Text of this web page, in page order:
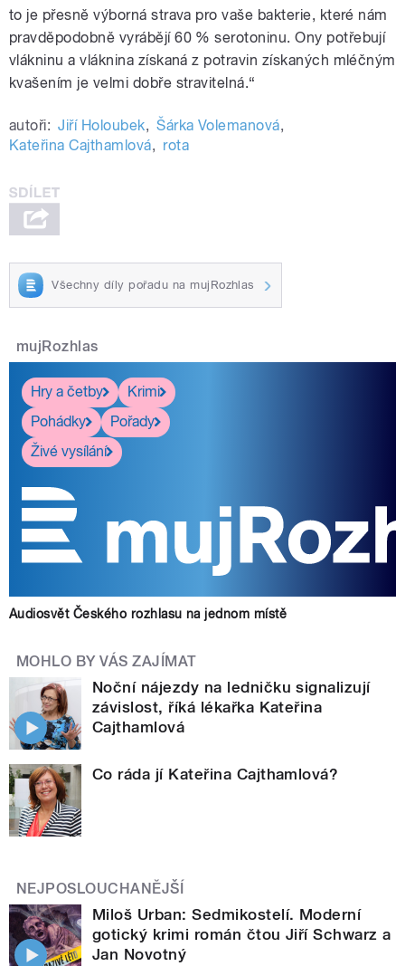
to je přesně výborná strava pro vaše bakterie, které nám
pravděpodobně vyrábějí 60 % serotoninu. Ony potřebují
vlákninu a vláknina získaná z potravin získaných mléčným
kvašením je velmi dobře stravitelná.“
autoři: Jiří Holoubek, Šárka Volemanová,
Kateřina Cajthamlová, rota
Všechny díly pořadu na mujRozhlas
mujRozhlas
Hry a četby
Krimi
Pohádky
Pořady
Živé vysílání
Audiosvět Českého rozhlasu na jednom místě
MOHLO BY VÁS ZAJÍMAT
Noční nájezdy na ledničku signalizují
závislost, říká lékařka Kateřina
Cajthamlová
Co ráda jí Kateřina Cajthamlová?
NEJPOSLOUCHANĚJŠÍ
Miloš Urban: Sedmikostelí. Moderní
gotický krimi román čtou Jiří Schwarz a
Jan Novotný